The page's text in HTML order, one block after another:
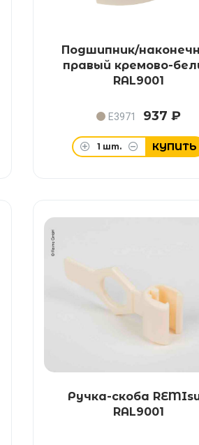
Подшипник/
правый кремово-
RAL9001
E3971 937 ₽
1 шт. КУПИТЬ
Ручка-скоба
RAL9001